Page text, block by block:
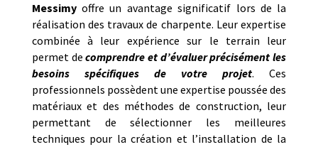
Messimyoffre un avantage significatif lors de la
réalisation des travaux de charpente. Leur expertise
combinée à leur expérience sur le terrain leur
permet decomprendre et d’évaluer précisément les
besoins spécifiques de votre projet. Ces
professionnels possèdent une expertise poussée des
matériaux et des méthodes de construction, leur
permettant de sélectionner les meilleures
techniques pour la création et l’installation de la